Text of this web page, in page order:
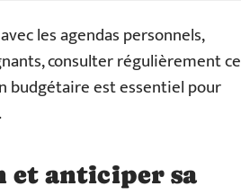
les agendas personnels,
consulter régulièrement ce
budgétaire est essentiel pour
et anticiper sa